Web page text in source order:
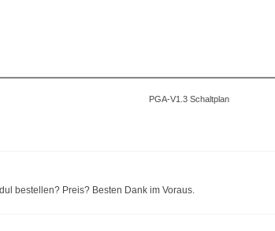
PGA-V1.3 Schaltplan
bestellen? Preis? Besten Dank im Voraus.